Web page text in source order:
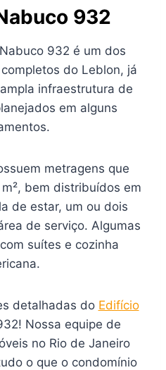
932
932 é um dos
do Leblon, já
infraestrutura de
em alguns
metragens que
bem distribuídos em
de estar, um ou dois
de serviço. Algumas
suítes e cozinha
detalhadas do Edifício
Nossa equipe de
no Rio de Janeiro
o que o condomínio